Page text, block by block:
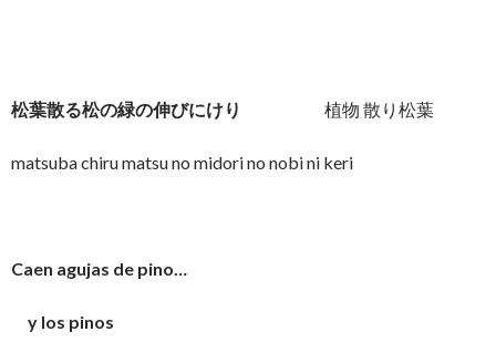
松葉散る松の緑の伸びにけり 植物 散り松葉
matsuba chiru matsu no midori no nobi ni keri
Caen agujas de pino…
y los pinos